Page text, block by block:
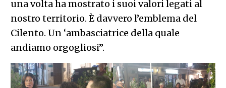
una volta ha mostrato i suoi valori legati al
nostro territorio. È davvero l’emblema del
Cilento. Un ‘ambasciatrice della quale
andiamo orgogliosi”.